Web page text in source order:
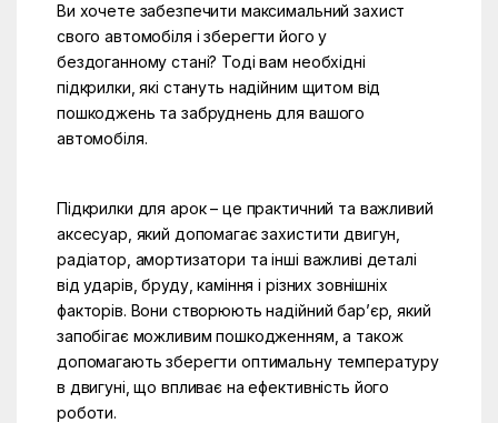
Ви хочете забезпечити максимальний захист
свого автомобіля і зберегти його у
бездоганному стані? Тоді вам необхідні
підкрилки, які стануть надійним щитом від
пошкоджень та забруднень для вашого
автомобіля.
Підкрилки для арок – це практичний та важливий
аксесуар, який допомагає захистити двигун,
радіатор, амортизатори та інші важливі деталі
від ударів, бруду, каміння і різних зовнішніх
факторів. Вони створюють надійний бар’єр, який
запобігає можливим пошкодженням, а також
допомагають зберегти оптимальну температуру
в двигуні, що впливає на ефективність його
роботи.